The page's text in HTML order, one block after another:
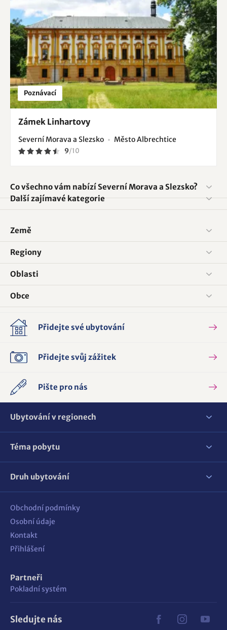
Poznávací
Zámek Linhartovy
Severní Morava a Slezsko Město Albrechtice
9/10
Co všechno vám nabízí Severní Morava a Slezsko?
Další zajímavé kategorie
Země
Regiony
Oblasti
Obce
Přidejte své ubytování
Přidejte svůj zážitek
Pište pro nás
Ubytování v regionech
Téma pobytu
Druh ubytování
Obchodní podmínky
Osobní údaje
Kontakt
Přihlášení
Partneři
Pokladní systém
Sledujte nás